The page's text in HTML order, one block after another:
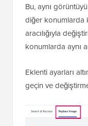
Bu, aynı
diğer konumlarda
aracılığıyla
konumlarda aynı
Eklenti ayarları
geçin ve